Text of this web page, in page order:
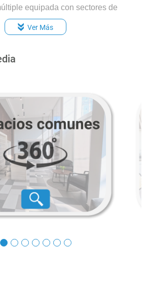
equipada con sectores de
vista panorámica en último piso
por CCTV
24 horas
automático
y ventanas hasta el 3° piso
que conecta en tiempo real
residentes a través de app móvil
seguro y ágil, gestionado por
de emergencia
Ver Más